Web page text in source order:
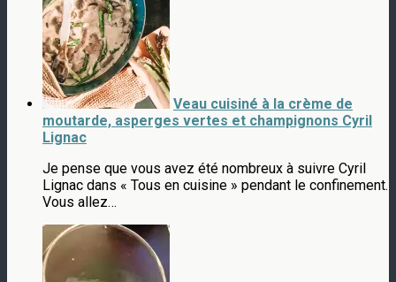
Veau cuisiné à la crème de
moutarde, asperges vertes et champignons Cyril
Lignac
Je pense que vous avez été nombreux à suivre Cyril
Lignac dans « Tous en cuisine » pendant le confinement.
Vous allez…